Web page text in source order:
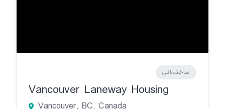
ساختمانی
Vancouver Laneway Housing
Vancouver, BC, Canada